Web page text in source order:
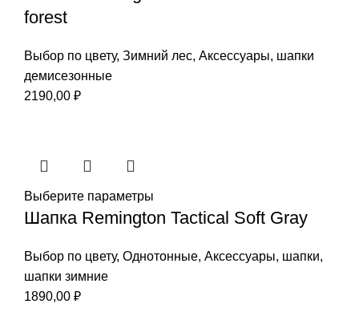
forest
Выбор по цвету, Зимний лес, Аксессуары, шапки
демисезонные
2190,00 ₽
Выберите параметры
Шапка Remington Tactical Soft Gray
Выбор по цвету, Однотонные, Аксессуары, шапки,
шапки зимние
1890,00 ₽